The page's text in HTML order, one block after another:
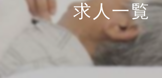
求人一覧